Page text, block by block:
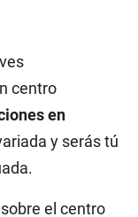
centro
en
y serás tú
el centro